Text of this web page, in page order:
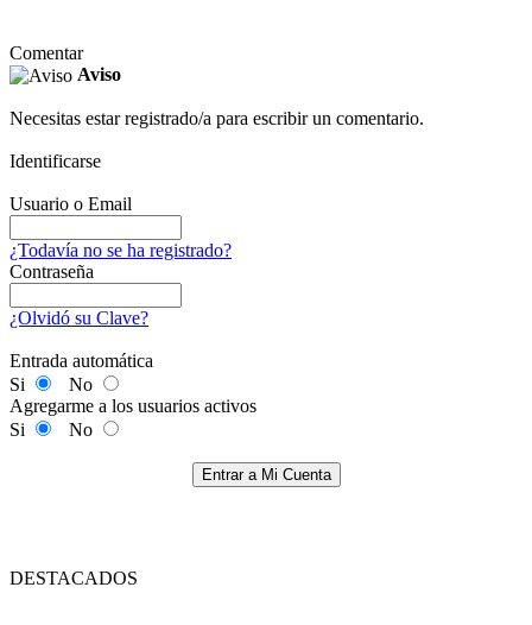
Comentar
Aviso
Necesitas estar registrado/a para escribir un comentario.
Identificarse
Usuario o Email
¿Todavía no se ha registrado?
Contraseña
¿Olvidó su Clave?
Entrada automática
Si
No
Agregarme a los usuarios activos
Si
No
Entrar a Mi Cuenta
DESTACADOS